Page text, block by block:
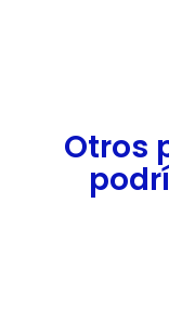
Otros